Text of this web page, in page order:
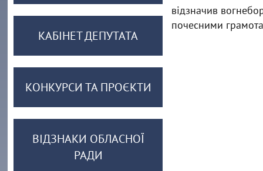
відзначив
почесними
КАБІНЕТ ДЕПУТАТА
КОНКУРСИ ТА ПРОЄКТИ
ВІДЗНАКИ ОБЛАСНОЇ
РАДИ